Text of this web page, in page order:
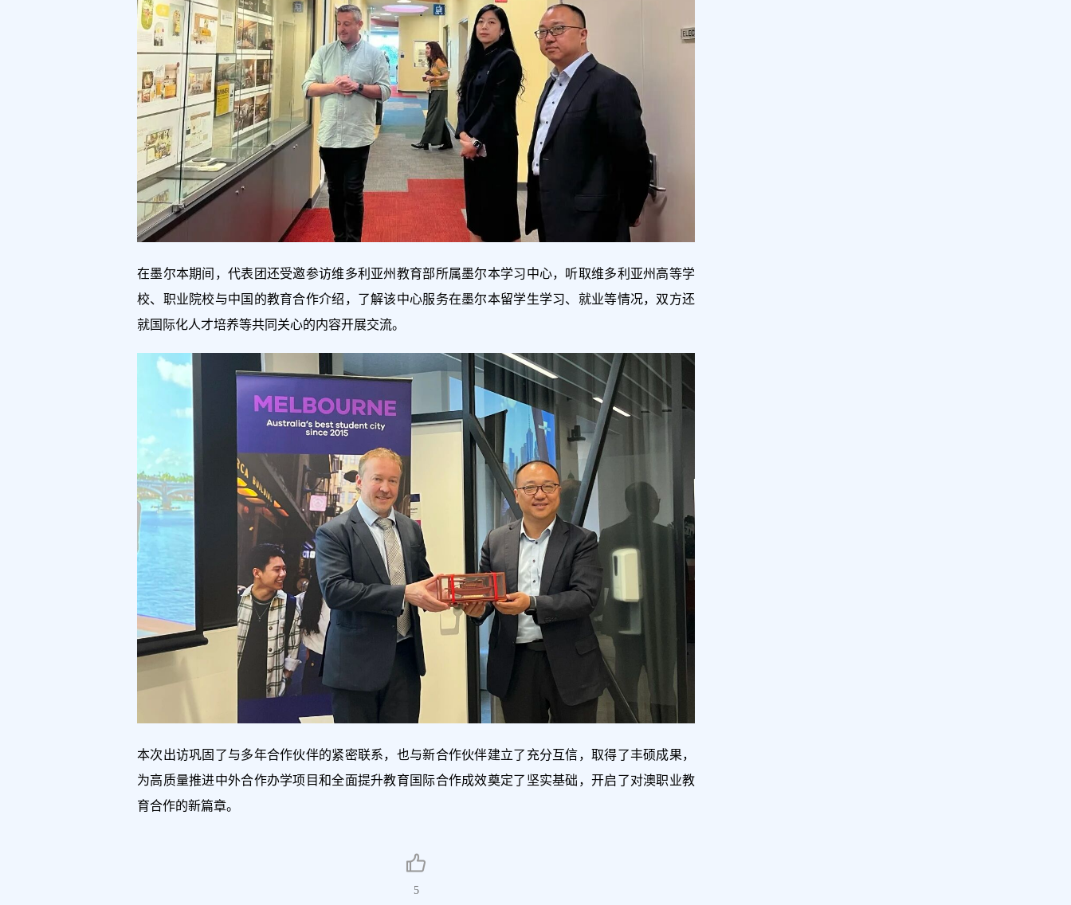
在墨尔本期间，代表团还受邀参访维多利亚州教育部所属墨尔本学习中心，听取维多利亚州高等学
校、职业院校与中国的教育合作介绍，了解该中心服务在墨尔本留学生学习、就业等情况，双方还
就国际化人才培养等共同关心的内容开展交流。
本次出访巩固了与多年合作伙伴的紧密联系，也与新合作伙伴建立了充分互信，取得了丰硕成果，
为高质量推进中外合作办学项目和全面提升教育国际合作成效奠定了坚实基础，开启了对澳职业教
育合作的新篇章。
5